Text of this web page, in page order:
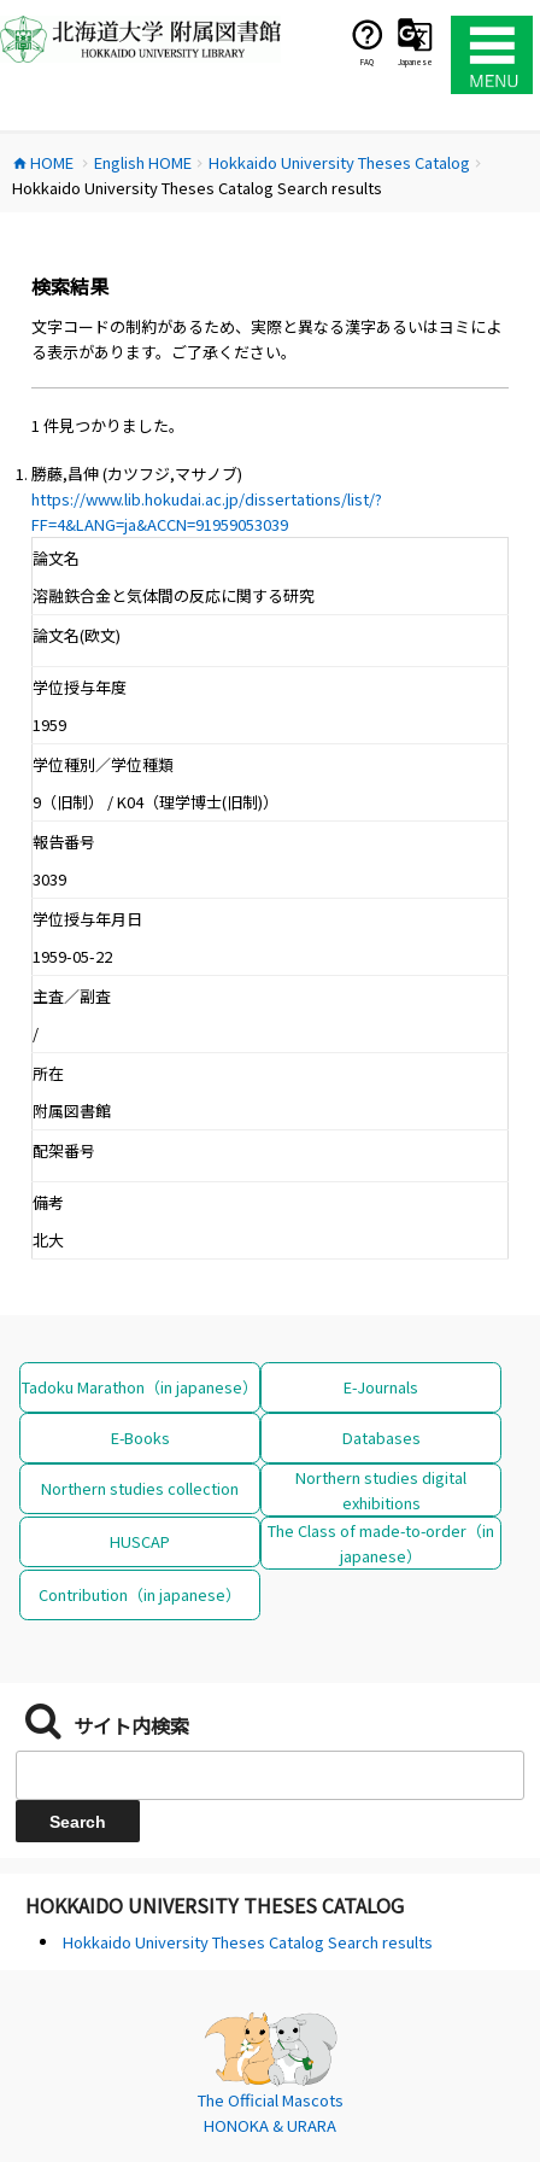
ン
テ
ス
キ
FAQ Japanese
home HOME chevron_right English HOMEchevron_right Hokkaido University Theses Catalog chevron_right
Hokkaido University Theses Catalog Search results
検索結果
文字コードの制約があるため、実際と異なる漢字あるいはヨミによ
る表示があります。ご了承ください。
1 件見つかりました。
勝藤,昌伸 (カツフジ,マサノブ)
https://www.lib.hokudai.ac.jp/dissertations/list/?
FF=4&LANG=ja&ACCN=91959053039
論文名
溶融鉄合金と気体間の反応に関する研究
論文名(欧文)
学位授与年度
1959
学位種別／学位種類
9（旧制） / K04（理学博士(旧制)）
報告番号
3039
学位授与年月日
1959-05-22
主査／副査
/
所在
附属図書館
配架番号
備考
北大
Tadoku Marathon（in japanese） E-Journals
E-Books Databases
Northern studies collection
Northern studies digital
exhibitions
HUSCAP
The Class of made-to-order（in
japanese）
Contribution（in japanese）
サイト内検索
HOKKAIDO UNIVERSITY THESES CATALOG
Hokkaido University Theses Catalog Search results
The Official Mascots
HONOKA & URARA